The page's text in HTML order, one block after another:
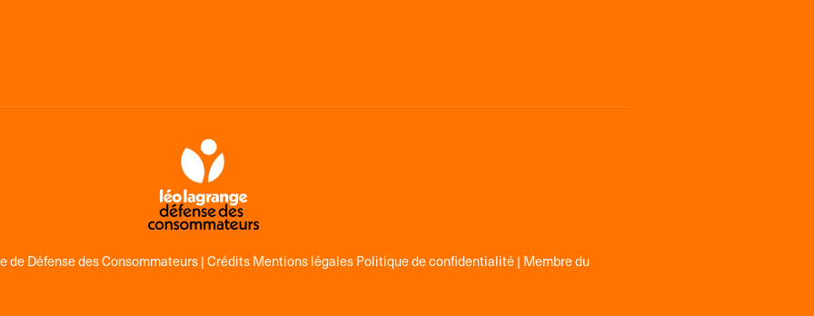
Défense des Consommateurs | Crédits Mentions légales Politique de confidentialité | Membre du